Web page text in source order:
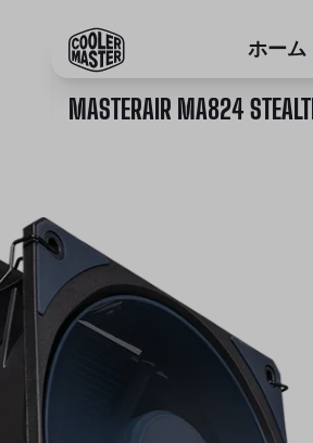
ホーム
MASTERAIR MA824